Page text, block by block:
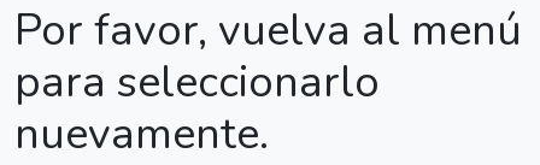
Por favor, vuelva al menú
para seleccionarlo
nuevamente.